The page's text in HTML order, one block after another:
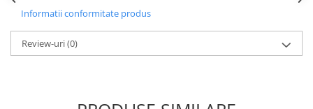
Pensule
Plastilina / Lut
Pixuri pentru copii
Rollere scolare
Informatii conformitate produs
Review-uri(0)